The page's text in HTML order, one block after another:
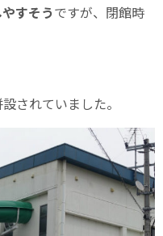
すそうですが、閉館時
されていました。